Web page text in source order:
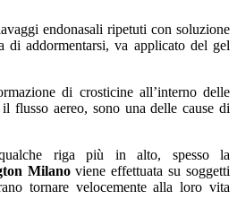
endonasali ripetuti con soluzione
di addormentarsi, va applicato del gel
di crosticine all’interno delle
flusso aereo, sono una delle cause di
riga più in alto, spesso la
Milanoviene effettuata su soggetti
tornare velocemente alla loro vita